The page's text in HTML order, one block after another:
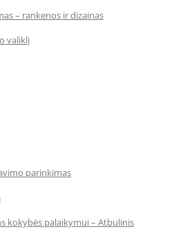
– rankenos ir dizainas
valiklį
parinkimas
kokybės palaikymui – Atbulinis